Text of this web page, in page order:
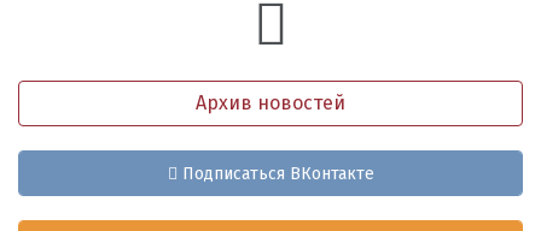
Архив новостей
Подписаться ВКонтакте